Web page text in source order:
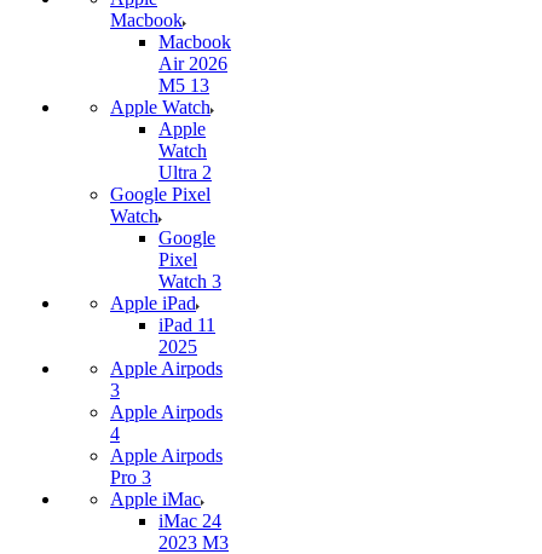
Macbook
Macbook
Air 2026
M5 13
Apple Watch
Apple
Watch
Ultra 2
Google Pixel
Watch
Google
Pixel
Watch 3
Apple iPad
iPad 11
2025
Apple Airpods
3
Apple Airpods
4
Apple Airpods
Pro 3
Apple iMac
iMac 24
2023 M3